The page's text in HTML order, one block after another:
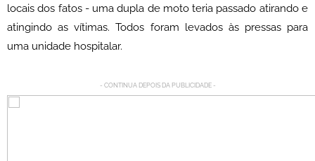
locais dos fatos - uma dupla de moto teria passado atirando e
atingindo as vítimas. Todos foram levados às pressas para
uma unidade hospitalar.
- CONTINUA DEPOIS DA PUBLICIDADE -